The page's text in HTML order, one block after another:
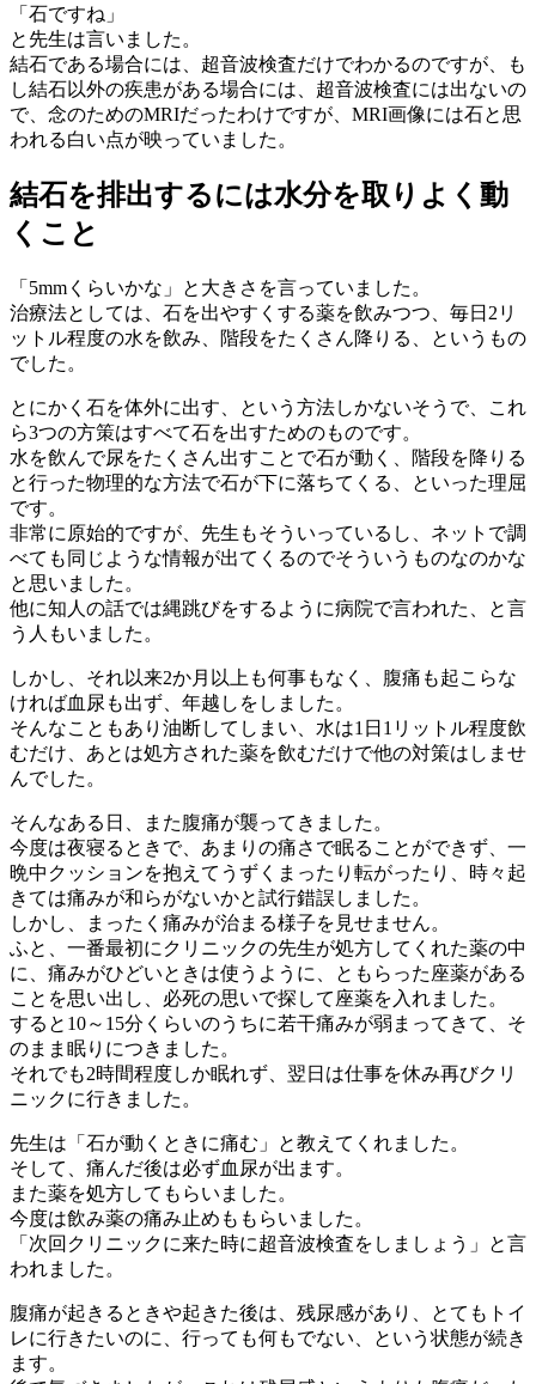
「石ですね」
と先生は言いました。
結石である場合には、超音波検査だけでわかるのですが、も
し結石以外の疾患がある場合には、超音波検査には出ないの
で、念のためのMRIだったわけですが、MRI画像には石と思
われる白い点が映っていました。
結石を排出するには水分を取りよく動
くこと
「5mmくらいかな」と大きさを言っていました。
治療法としては、石を出やすくする薬を飲みつつ、毎日2リ
ットル程度の水を飲み、階段をたくさん降りる、というもの
でした。
とにかく石を体外に出す、という方法しかないそうで、これ
ら3つの方策はすべて石を出すためのものです。
水を飲んで尿をたくさん出すことで石が動く、階段を降りる
と行った物理的な方法で石が下に落ちてくる、といった理屈
です。
非常に原始的ですが、先生もそういっているし、ネットで調
べても同じような情報が出てくるのでそういうものなのかな
と思いました。
他に知人の話では縄跳びをするように病院で言われた、と言
う人もいました。
しかし、それ以来2か月以上も何事もなく、腹痛も起こらな
ければ血尿も出ず、年越しをしました。
そんなこともあり油断してしまい、水は1日1リットル程度飲
むだけ、あとは処方された薬を飲むだけで他の対策はしませ
んでした。
そんなある日、また腹痛が襲ってきました。
今度は夜寝るときで、あまりの痛さで眠ることができず、一
晩中クッションを抱えてうずくまったり転がったり、時々起
きては痛みが和らがないかと試行錯誤しました。
しかし、まったく痛みが治まる様子を見せません。
ふと、一番最初にクリニックの先生が処方してくれた薬の中
に、痛みがひどいときは使うように、ともらった座薬がある
ことを思い出し、必死の思いで探して座薬を入れました。
すると10～15分くらいのうちに若干痛みが弱まってきて、そ
のまま眠りにつきました。
それでも2時間程度しか眠れず、翌日は仕事を休み再びクリ
ニックに行きました。
先生は「石が動くときに痛む」と教えてくれました。
そして、痛んだ後は必ず血尿が出ます。
また薬を処方してもらいました。
今度は飲み薬の痛み止めももらいました。
「次回クリニックに来た時に超音波検査をしましょう」と言
われました。
腹痛が起きるときや起きた後は、残尿感があり、とてもトイ
レに行きたいのに、行っても何もでない、という状態が続き
ます。